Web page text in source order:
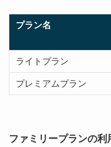
プラン名
ライトプラン
プレミアムプラン
ファミリープランの利